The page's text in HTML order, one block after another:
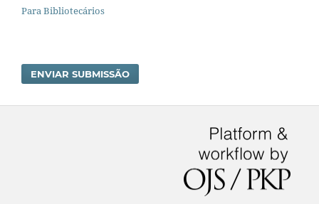
Para Bibliotecários
ENVIAR SUBMISSÃO